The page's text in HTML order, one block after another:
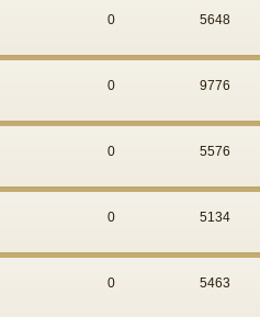
0 5648
0 9776
0 5576
0 5134
0 5463